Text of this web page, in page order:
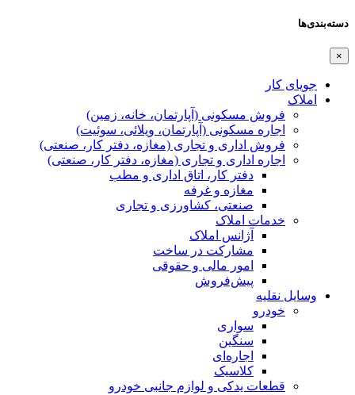
دسته‌بندی‌ها
×
جویای کار
املاک
فروش مسکونی (آپارتمان، خانه، زمین)
اجاره مسکونی (آپارتمان، ویلائی، سوئیت)
فروش اداری و تجاری (مغازه، دفتر کار، صنعتی)
اجاره اداری و تجاری (مغازه، دفتر کار، صنعتی)
دفتر کار، اتاق اداری و مطب
مغازه و غرفه
صنعتی،‌ کشاورزی و تجاری
خدمات املاک
آژانس املاک
مشارکت در ساخت
امور مالی و حقوقی
پیش‌فروش
وسایل نقلیه
خودرو
سواری
سنگین
اجاره‌ای
کلاسیک
قطعات یدکی و لوازم جانبی خودرو